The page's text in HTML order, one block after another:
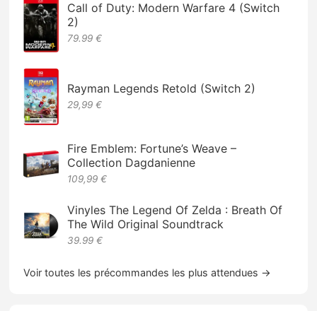
Call of Duty: Modern Warfare 4 (Switch
2)
79.99 €
Rayman Legends Retold (Switch 2)
29,99 €
Fire Emblem: Fortune’s Weave –
Collection Dagdanienne
109,99 €
Vinyles The Legend Of Zelda : Breath Of
The Wild Original Soundtrack
39.99 €
Voir toutes les précommandes les plus attendues →